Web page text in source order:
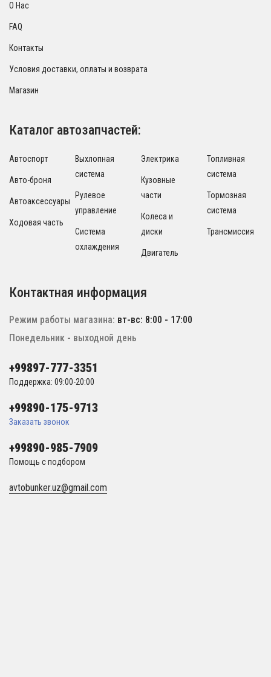
О Нас
FAQ
Контакты
Условия доставки, оплаты и возврата
Магазин
Каталог автозапчастей:
Автоспорт
Авто-броня
Автоаксессуары
Ходовая часть
Выхлопная
система
Рулевое
управление
Система
охлаждения
Электрика
Кузовные
части
Колеса и
диски
Двигатель
Топливная
система
Тормозная
система
Трансмиссия
Контактная информация
Режим работы магазина: вт-вс: 8:00 - 17:00
Понедельник - выходной день
+99897-777-3351
Поддержка: 09:00-20:00
+99890-175-9713
Заказать звонок
+99890-985-7909
Помощь с подбором
avtobunker.uz@gmail.com